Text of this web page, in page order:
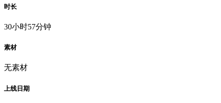
时长
30小时57分钟
素材
无素材
上线日期